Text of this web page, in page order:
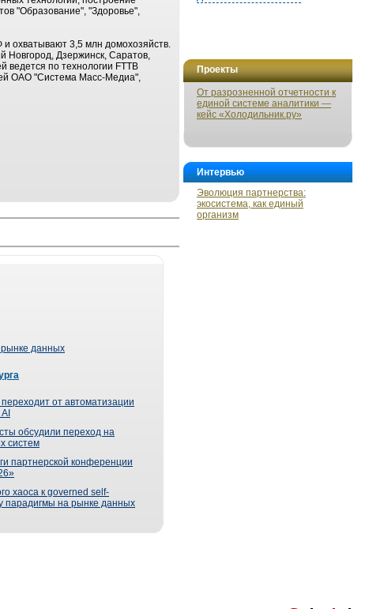
Проекты
От разрозненной отчетности к
единой системе аналитики —
кейс «Холодильник.ру»
Интервью
Эволюция партнерства:
экосистема, как единый
организм
"Образование", "Здоровье",
охватывают 3,5 млн домохозяйств.
Новгород, Дзержинск, Саратов,
ведется по технологии FTTB
ОАО "Система Масс-Медиа",
рынке данных
от автоматизации
обсудили переход на
систем
партнерской конференции
хаоса к governed self-
парадигмы на рынке данных